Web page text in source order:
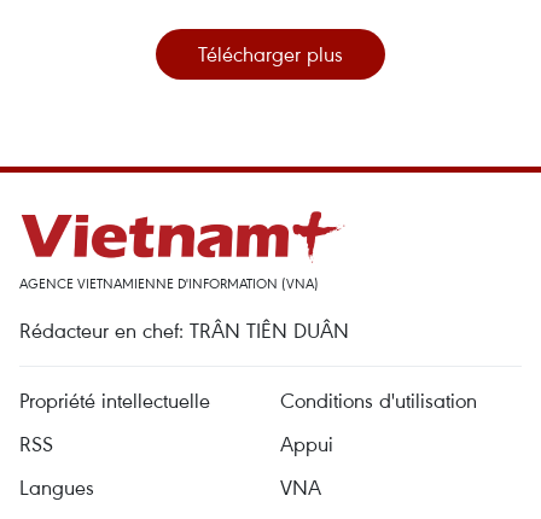
Télécharger plus
AGENCE VIETNAMIENNE D'INFORMATION (VNA)
Rédacteur en chef: TRÂN TIÊN DUÂN
Propriété intellectuelle
Conditions d'utilisation
RSS
Appui
Langues
VNA